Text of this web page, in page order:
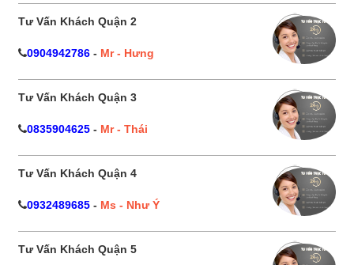
Tư Vấn Khách Quận 2
0904942786 - Mr - Hưng
Tư Vấn Khách Quận 3
0835904625 - Mr - Thái
Tư Vấn Khách Quận 4
0932489685 - Ms - Như Ý
Tư Vấn Khách Quận 5